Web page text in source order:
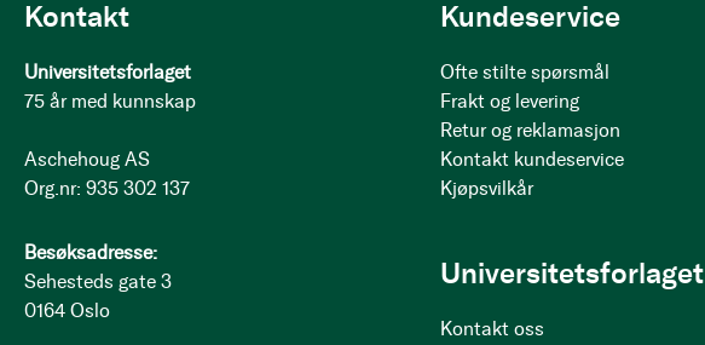
Kontakt
Universitetsforlaget
75 år med kunnskap
Aschehoug AS
Org.nr: 935 302 137
Besøksadresse:
Sehesteds gate 3
0164 Oslo
Kundeservice
Ofte stilte spørsmål
Frakt og levering
Retur og reklamasjon
Kontakt kundeservice
Kjøpsvilkår
Universitetsforlaget
Kontakt oss